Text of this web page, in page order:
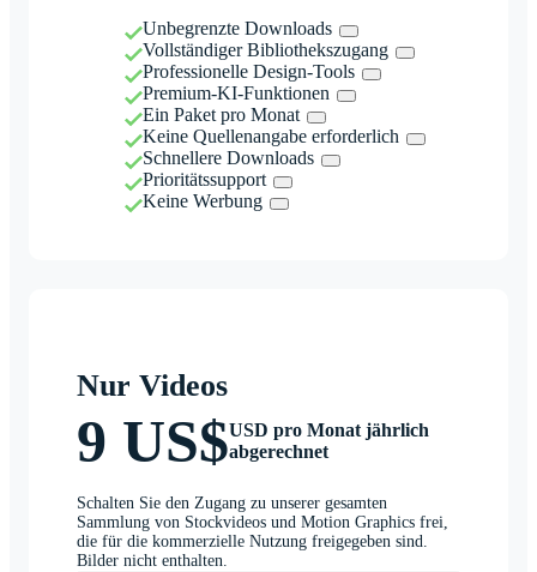
Unbegrenzte Downloads
Vollständiger Bibliothekszugang
Professionelle Design-Tools
Premium-KI-Funktionen
Ein Paket pro Monat
Keine Quellenangabe erforderlich
Schnellere Downloads
Prioritätssupport
Keine Werbung
Nur Videos
9 US$USD pro Monat jährlich
abgerechnet
Schalten Sie den Zugang zu unserer gesamten
Sammlung von Stockvideos und Motion Graphics frei,
die für die kommerzielle Nutzung freigegeben sind.
Bilder nicht enthalten.